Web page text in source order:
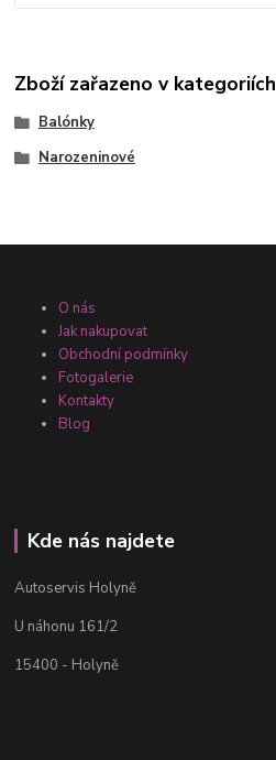
Zboží zařazeno v kategoriích
Balónky
Narozeninové
O nás
Jak nakupovat
Obchodní podmínky
Fotogalerie
Kontakty
Blog
Kde nás najdete
Autoservis Holyně
U náhonu 161/2
15400 - Holyně